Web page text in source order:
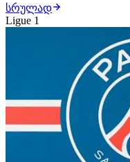
ფეხბურთელი უახლოეს
ხელშეკრულებას
არსენალი ვინისიუსს
სრულად
Ligue 1